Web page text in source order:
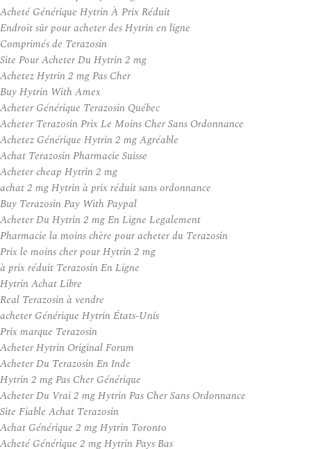
Acheté Générique Hytrin À Prix Réduit
Endroit sûr pour acheter des Hytrin en ligne
Comprimés de Terazosin
Site Pour Acheter Du Hytrin 2 mg
Achetez Hytrin 2 mg Pas Cher
Buy Hytrin With Amex
Acheter Générique Terazosin Québec
Acheter Terazosin Prix Le Moins Cher Sans Ordonnance
Achetez Générique Hytrin 2 mg Agréable
Achat Terazosin Pharmacie Suisse
Acheter cheap Hytrin 2 mg
achat 2 mg Hytrin à prix réduit sans ordonnance
Buy Terazosin Pay With Paypal
Acheter Du Hytrin 2 mg En Ligne Legalement
Pharmacie la moins chère pour acheter du Terazosin
Prix le moins cher pour Hytrin 2 mg
à prix réduit Terazosin En Ligne
Hytrin Achat Libre
Real Terazosin à vendre
acheter Générique Hytrin États-Unis
Prix marque Terazosin
Acheter Hytrin Original Forum
Acheter Du Terazosin En Inde
Hytrin 2 mg Pas Cher Générique
Acheter Du Vrai 2 mg Hytrin Pas Cher Sans Ordonnance
Site Fiable Achat Terazosin
Achat Générique 2 mg Hytrin Toronto
Acheté Générique 2 mg Hytrin Pays Bas